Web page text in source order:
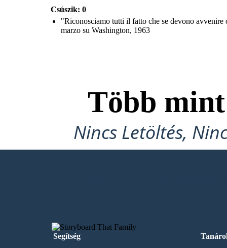
Csúszik: 0
"Riconosciamo tutti il fatto che se devono
marzo su Washington, 1963
Több
Nincs Letöltés,
Segítség